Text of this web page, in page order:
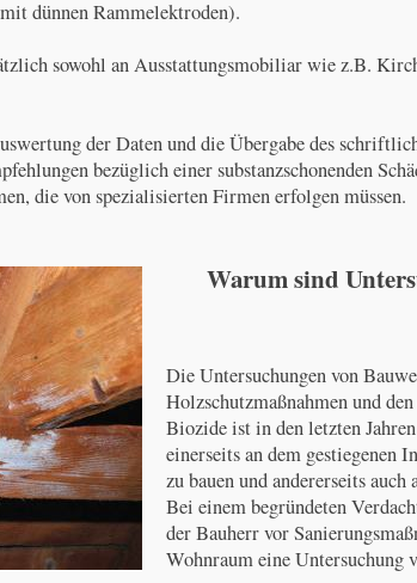
dünnen Rammelektroden).
sowohl an Ausstattungsmobiliar wie z.B.
der Daten und die Übergabe des
bezüglich einer substanzschonenden
die von spezialisierten Firmen erfolgen müssen.
Warum sind
Die Untersuchungen von
Holzschutzmaßnahmen und
Biozide ist in den letzten
einerseits an dem gestiegenen
zu bauen und andererseits
Bei einem begründeten
der Bauherr vor
Wohnraum eine Untersuchung